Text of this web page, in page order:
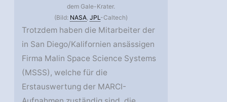
dem Gale-Krater.
(Bild: NASA,JPL-Caltech)
Trotzdem haben die Mitarbeiter der
in San Diego/Kalifornien ansässigen
Firma Malin Space Science Systems
(MSSS), welche für die
Erstauswertung der MARCI-